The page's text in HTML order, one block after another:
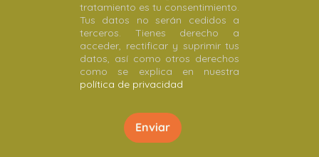
tratamiento es tu consentimiento.
Tus datos no serán cedidos a
terceros. Tienes derecho a
acceder, rectificar y suprimir tus
datos, así como otros derechos
como se explica en nuestra
política de privacidad